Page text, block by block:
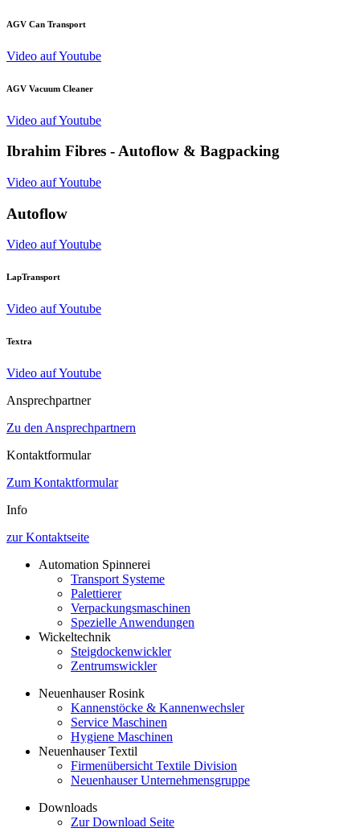
AGV Can Transport
Video auf Youtube
AGV Vacuum Cleaner
Video auf Youtube
Ibrahim Fibres - Autoflow & Bagpacking
Video auf Youtube
Autoflow
Video auf Youtube
LapTransport
Video auf Youtube
Textra
Video auf Youtube
Ansprechpartner
Zu den Ansprechpartnern
Kontaktformular
Zum Kontaktformular
Info
zur Kontaktseite
Automation Spinnerei
Transport Systeme
Palettierer
Verpackungsmaschinen
Spezielle Anwendungen
Wickeltechnik
Steigdockenwickler
Zentrumswickler
Neuenhauser Rosink
Kannenstöcke & Kannenwechsler
Service Maschinen
Hygiene Maschinen
Neuenhauser Textil
Firmenübersicht Textile Division
Neuenhauser Unternehmensgruppe
Downloads
Zur Download Seite